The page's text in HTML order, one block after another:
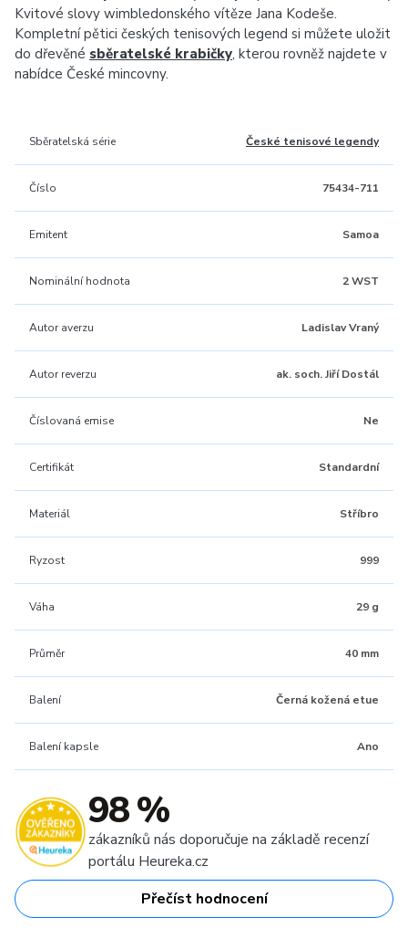
Kvitové slovy wimbledonského vítěze Jana Kodeše.
Kompletní pětici českých tenisových legend si můžete uložit
do dřevěné sběratelské krabičky, kterou rovněž najdete v
nabídce České mincovny.
Sběratelská série České tenisové legendy
Číslo 75434-711
Emitent Samoa
Nominální hodnota 2 WST
Autor averzu Ladislav Vraný
Autor reverzu ak. soch. Jiří Dostál
Číslovaná emise Ne
Certifikát Standardní
Materiál Stříbro
Ryzost 999
Váha 29 g
Průměr 40 mm
Balení Černá kožená etue
Balení kapsle Ano
98 %
zákazníků nás doporučuje na základě recenzí
portálu Heureka.cz
Přečíst hodnocení